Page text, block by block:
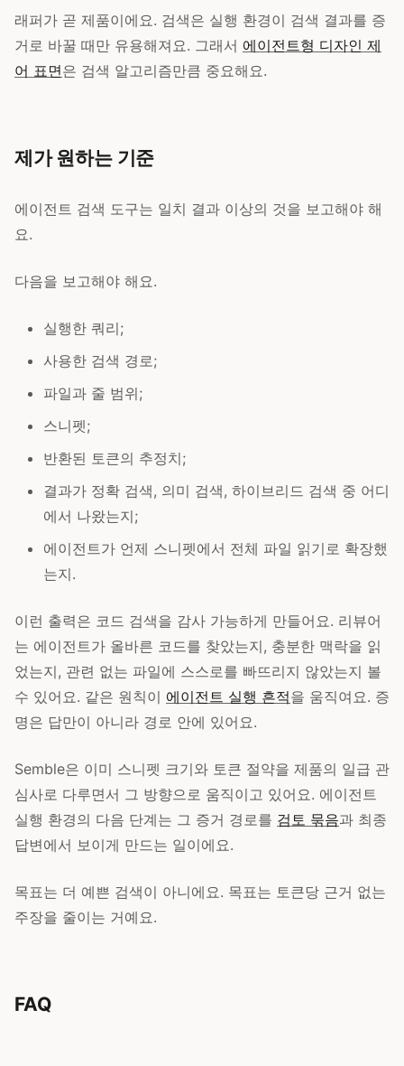
래퍼가 곧 제품이에요. 검색은 실행 환경이 검색 결과를 증
거로 바꿀 때만 유용해져요. 그래서 에이전트형 디자인 제
어 표면은 검색 알고리즘만큼 중요해요.
제가 원하는 기준
에이전트 검색 도구는 일치 결과 이상의 것을 보고해야 해
요.
다음을 보고해야 해요.
실행한 쿼리;
사용한 검색 경로;
파일과 줄 범위;
스니펫;
반환된 토큰의 추정치;
결과가 정확 검색, 의미 검색, 하이브리드 검색 중 어디
에서 나왔는지;
에이전트가 언제 스니펫에서 전체 파일 읽기로 확장했
는지.
이런 출력은 코드 검색을 감사 가능하게 만들어요. 리뷰어
는 에이전트가 올바른 코드를 찾았는지, 충분한 맥락을 읽
었는지, 관련 없는 파일에 스스로를 빠뜨리지 않았는지 볼
수 있어요. 같은 원칙이 에이전트 실행 흔적을 움직여요. 증
명은 답만이 아니라 경로 안에 있어요.
Semble은 이미 스니펫 크기와 토큰 절약을 제품의 일급 관
심사로 다루면서 그 방향으로 움직이고 있어요. 에이전트
실행 환경의 다음 단계는 그 증거 경로를 검토 묶음과 최종
답변에서 보이게 만드는 일이에요.
목표는 더 예쁜 검색이 아니에요. 목표는 토큰당 근거 없는
주장을 줄이는 거예요.
FAQ